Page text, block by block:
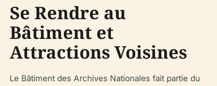
Se Rendre au
Bâtiment et
Attractions Voisines
Le Bâtiment des Archives Nationales fait partie du